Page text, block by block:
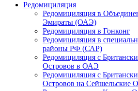
Редомициляция
Редомициляция в
Эмираты (ОАЭ)
Редомициляция в Гонконг
Редомициляция в
районы РФ (САР)
Редомициляция с
Островов в ОАЭ
Редомициляция с
Островов на Сейшельские